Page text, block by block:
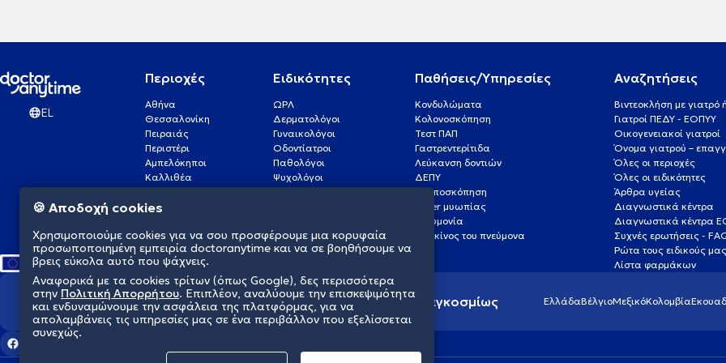
EL
Περιοχές
Αθήνα
Θεσσαλονίκη
Πειραιάς
Περιστέρι
Αμπελόκηποι
Καλλιθέα
Πάτρα
Γλυφάδα
Νέα Σμύρνη
Ειδικότητες
ΩΡΛ
Δερματολόγοι
Γυναικολόγοι
Οδοντίατροι
Παθολόγοι
Ψυχολόγοι
Οφθαλμίατροι
Καρδιολόγοι
Παθήσεις/Υπηρεσίες
Κονδυλώματα
Κολονοσκόπηση
Τεστ ΠΑΠ
Γαστρεντερίτιδα
Λεύκανση δοντιών
ΔΕΠΥ
Κολποσκόπηση
Laser μυωπίας
Πνευμονία
Καρκίνος του πνεύμονα
Αναζητήσεις
Βιντεοκλήση με
Γιατροί ΠΕΔΥ - ΕΟΠΥΥ
Οικογενειακοί γιατροί
Όνομα γιατρού –
Όλες οι περιοχές
Όλες οι ειδικότητες
Άρθρα υγείας
Διαγνωστικά κέντρα
Διαγνωστικά κέντρα
Συχνές ερωτήσεις -
Ρώτα τους ειδικούς
Λίστα φαρμάκων
Διαμορφώνουμε το μέλλον της υγείας παγκοσμίως ΕλλάδαΒέλγιοΜεξικόΚολομβία
🍪 Αποδοχή cookies
Χρησιμοποιούμε cookies για να σου προσφέρουμε μια κορυφαία
προσωποποιημένη εμπειρία doctoranytime και να σε βοηθήσουμε να
βρεις εύκολα αυτό που ψάχνεις.
Αναφορικά με τα cookies τρίτων (όπως Google), δες περισσότερα
στην Πολιτική Απορρήτου. Επιπλέον, αναλύουμε την επισκεψιμότητα
και ενδυναμώνουμε την ασφάλεια της πλατφόρμας, για να
απολαμβάνεις τις υπηρεσίες μας σε ένα περιβάλλον που εξελίσσεται
συνεχώς.